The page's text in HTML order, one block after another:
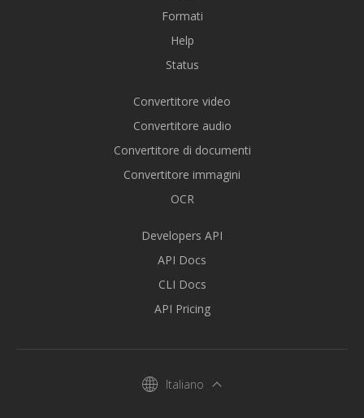
Formati
Help
Status
Convertitore video
Convertitore audio
Convertitore di documenti
Convertitore immagini
OCR
Developers API
API Docs
CLI Docs
API Pricing
Italiano